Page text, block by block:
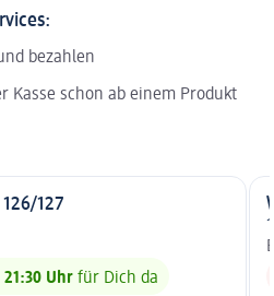
bezahlen
Kasse schon ab einem Produkt
127
21:30 Uhr für Dich da